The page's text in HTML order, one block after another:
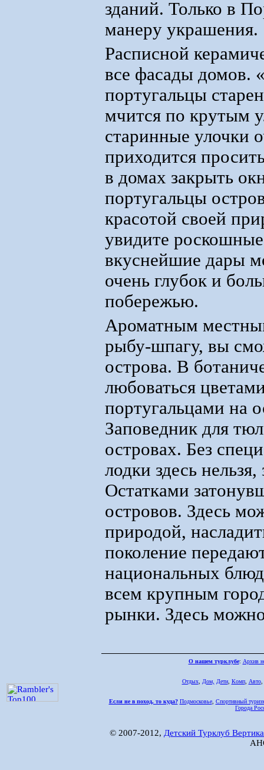
зданий. Только в
манеру украшения.
Расписной
все фасады домов.
португальцы
мчится по крутым
старинные улочки
приходится
в домах закрыть
португальцы
красотой своей
увидите
вкуснейшие дары
очень глубок и
побережью.
Ароматным
рыбу-шпагу, вы
острова. В
любоваться
португальцами на
Заповедник для
островах. Без
лодки здесь
Остатками
островов. Здесь
природой,
поколение
национальных
всем крупным
рынки. Здесь
О нашем турклубе: Архив
Отдых, Дом, Дети, Комп, Авто,
Если не в поход, то куда? Подмосковье, Спортивный
Города
© 2007-2012, Детский Турклуб